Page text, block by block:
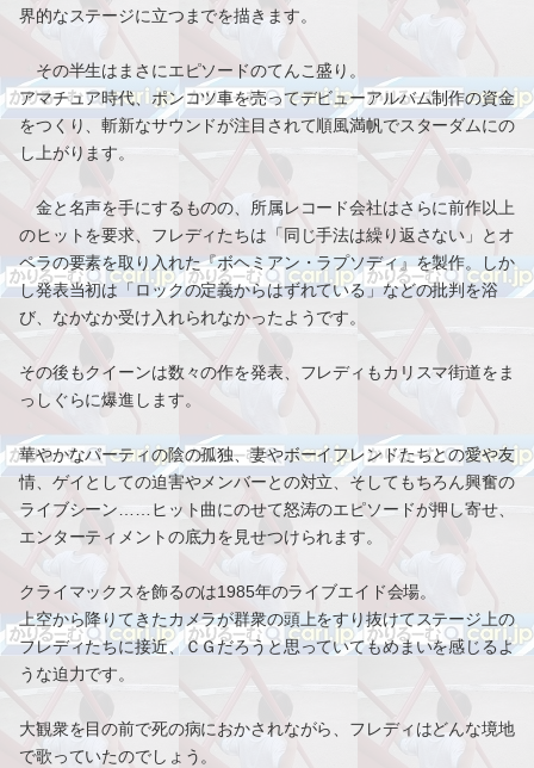
界的なステージに立つまでを描きます。
その半生はまさにエピソードのてんこ盛り。
アマチュア時代、ポンコツ車を売ってデビューアルバム制作の資金
をつくり、斬新なサウンドが注目されて順風満帆でスターダムにの
し上がります。
金と名声を手にするものの、所属レコード会社はさらに前作以上
のヒットを要求、フレディたちは「同じ手法は繰り返さない」とオ
ペラの要素を取り入れた『ボヘミアン・ラプソディ』を製作。しか
し発表当初は「ロックの定義からはずれている」などの批判を浴
び、なかなか受け入れられなかったようです。
その後もクイーンは数々の作を発表、フレディもカリスマ街道をま
っしぐらに爆進します。
華やかなパーティの陰の孤独、妻やボーイフレンドたちとの愛や友
情、ゲイとしての迫害やメンバーとの対立、そしてもちろん興奮の
ライブシーン……ヒット曲にのせて怒涛のエピソードが押し寄せ、
エンターティメントの底力を見せつけられます。
クライマックスを飾るのは1985年のライブエイド会場。
上空から降りてきたカメラが群衆の頭上をすり抜けてステージ上の
フレディたちに接近、ＣＧだろうと思っていてもめまいを感じるよ
うな迫力です。
大観衆を目の前で死の病におかされながら、フレディはどんな境地
で歌っていたのでしょう。